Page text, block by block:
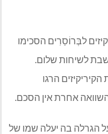
לבְּרוֹסַרִים הסכימו
לשיחות שלום.
הרגו
אחרת אין הסכם.
הגרלה בה יעלה שמו של